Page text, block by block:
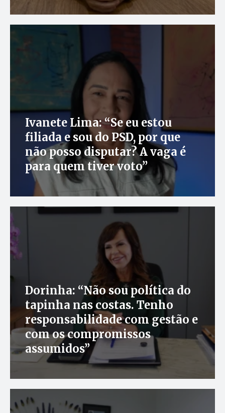
Ivanete Lima: “Se eu estou
filiada e sou do PSD, por que
não posso disputar? A vaga é
para quem tiver voto”
Dorinha: “Não sou política do
tapinha nas costas. Tenho
responsabilidade com gestão e
com os compromissos
assumidos”